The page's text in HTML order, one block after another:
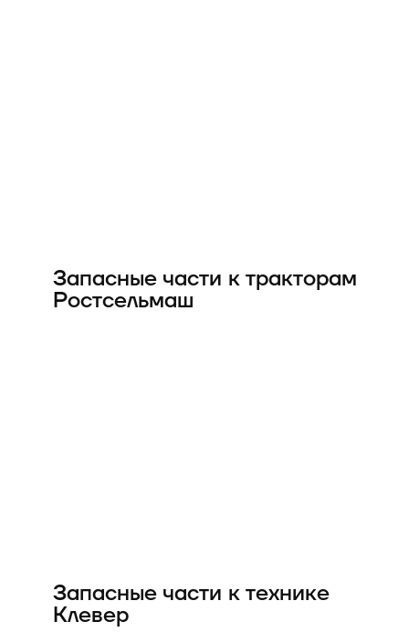
Запасные части к тракторам
Ростсельмаш
Запасные части к технике
Клевер